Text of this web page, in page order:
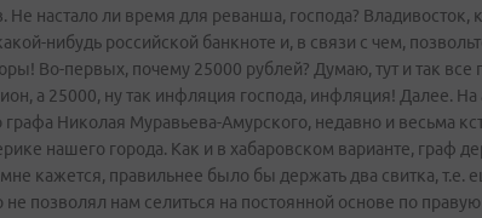
настало ли время для реванша, господа? Владивосток,
нибудь российской банкноте и, в связи с чем,
Во-первых, почему 25000 рублей? Думаю, тут и так все
а 25000, ну так инфляция господа, инфляция! Далее.
графа Николая Муравьева-Амурского, недавно и весьма
нашего города. Как и в хабаровском варианте, граф
кажется, правильнее было бы держать два свитка, т.е.
не позволял нам селиться на постоянной основе по